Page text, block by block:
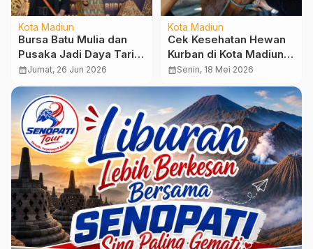
Kota Madiun
Bursa Batu Mulia dan
Pusaka Jadi Daya Tarik
Gelar Budaya RRI
Madiun 2026
calendar_monthJumat, 26 Jun 2026
Kota Madiun
Cek Kesehatan Hewan
Kurban di Kota Madiun
Diperketat, Peternak
Diminta Waspada PMK
calendar_monthSenin, 18 Mei 2026